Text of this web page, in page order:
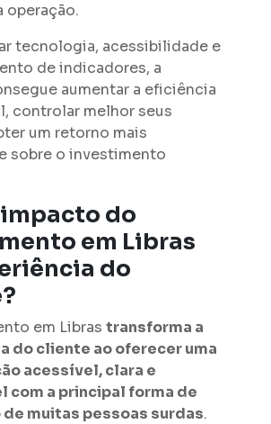
operação.
tecnologia, acessibilidade e
de indicadores, a
aumentar a eficiência
controlar melhor seus
um retorno mais
sobre o investimento
do
em Libras
do
em Libras transforma a
do cliente ao oferecer uma
acessível, clara e
com a principal forma de
muitas pessoas surdas.